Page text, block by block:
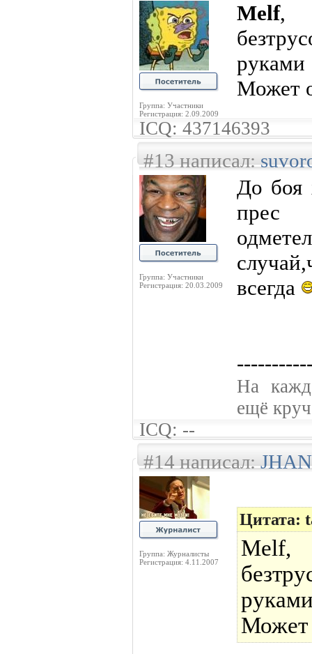
Группа: Участники
Регистрация: 2.09.2009
Melf,
Может
ICQ: 437146393
#13 написал:
Группа: Участники
Регистрация: 20.03.2009
До боя
прес
всегда
На
ещё
ICQ: --
#14 написал:
Группа: Журналисты
Регистрация: 4.11.2007
Цитата:
Melf,
Может